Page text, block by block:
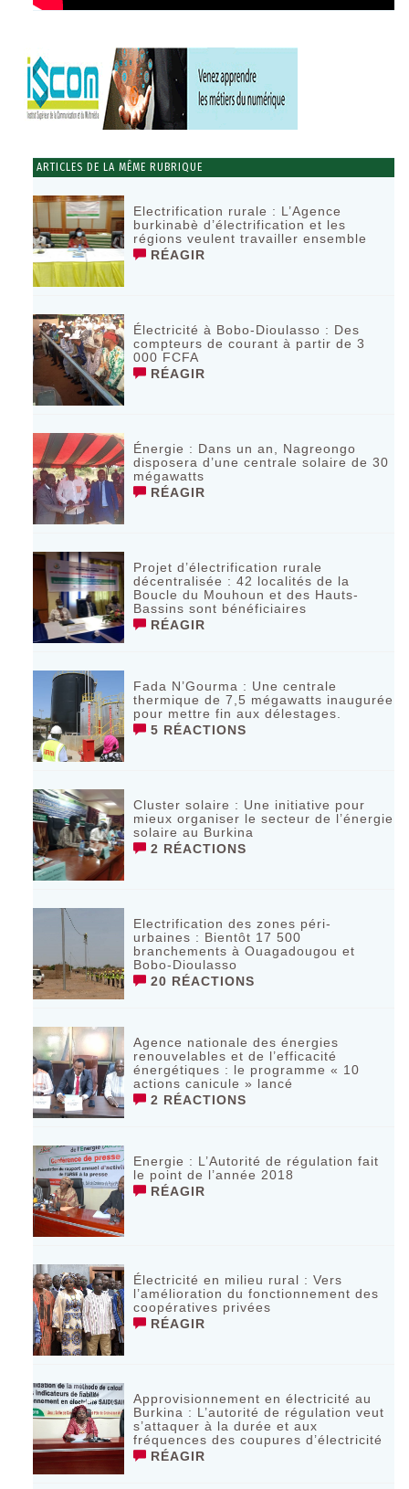
ARTICLES DE LA MÊME RUBRIQUE
Electrification rurale : L’Agence
burkinabè d’électrification et les
régions veulent travailler ensemble
RÉAGIR
Électricité à Bobo-Dioulasso : Des
compteurs de courant à partir de 3
000 FCFA
RÉAGIR
Énergie : Dans un an, Nagreongo
disposera d’une centrale solaire de 30
mégawatts
RÉAGIR
Projet d’électrification rurale
décentralisée : 42 localités de la
Boucle du Mouhoun et des Hauts-
Bassins sont bénéficiaires
RÉAGIR
Fada N’Gourma : Une centrale
thermique de 7,5 mégawatts inaugurée
pour mettre fin aux délestages.
5 RÉACTIONS
Cluster solaire : Une initiative pour
mieux organiser le secteur de l’énergie
solaire au Burkina
2 RÉACTIONS
Electrification des zones péri-
urbaines : Bientôt 17 500
branchements à Ouagadougou et
Bobo-Dioulasso
20 RÉACTIONS
Agence nationale des énergies
renouvelables et de l’efficacité
énergétiques : le programme « 10
actions canicule » lancé
2 RÉACTIONS
Energie : L’Autorité de régulation fait
le point de l’année 2018
RÉAGIR
Électricité en milieu rural : Vers
l’amélioration du fonctionnement des
coopératives privées
RÉAGIR
Approvisionnement en électricité au
Burkina : L’autorité de régulation veut
s’attaquer à la durée et aux
fréquences des coupures d’électricité
RÉAGIR